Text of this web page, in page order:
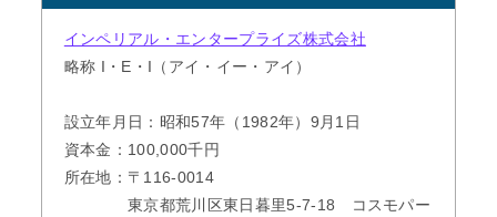
インペリアル・エンタープライズ株式会社
略称 I・E・I（アイ・イー・アイ）
設立年月日：昭和57年（1982年）9月1日
資本金：100,000千円
所在地：〒116-0014
東京都荒川区東日暮里5-7-18 コスモパー